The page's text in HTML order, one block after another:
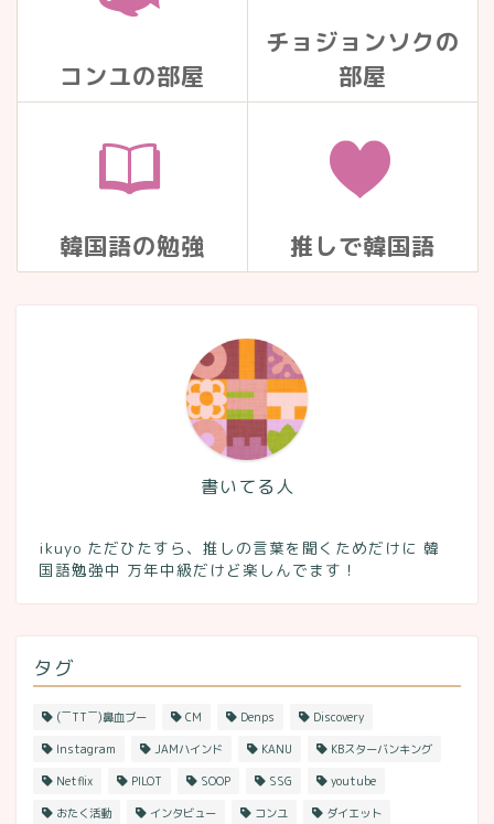
コンユの部屋
チョジョンソクの
部屋
韓国語の勉強 推しで韓国語
書いてる人
ikuyo ただひたすら、推しの言葉を聞くためだけに 韓
国語勉強中 万年中級だけど楽しんでます！
タグ
(￣TT￣)鼻血ブー CM Denps Discovery
Instagram JAMハインド KANU KBスターバンキング
Netflix PILOT SOOP SSG youtube
おたく活動 インタビュー コンユ ダイエット